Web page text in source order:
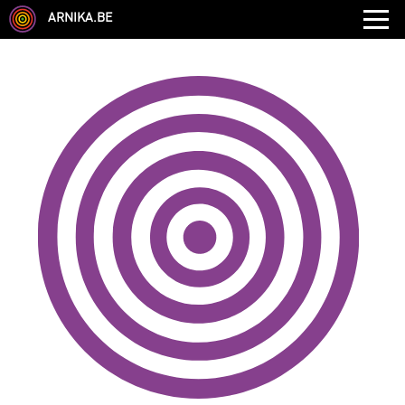
ARNIKA.BE
AUTRE COMPÉTENCE TYPE
LANGUES PARLÉES ÉCOLE
CHEVEUX TAILLE
CORPULENCE ANNÉE DE NAISSANCE
ANNULER LES FILTRES